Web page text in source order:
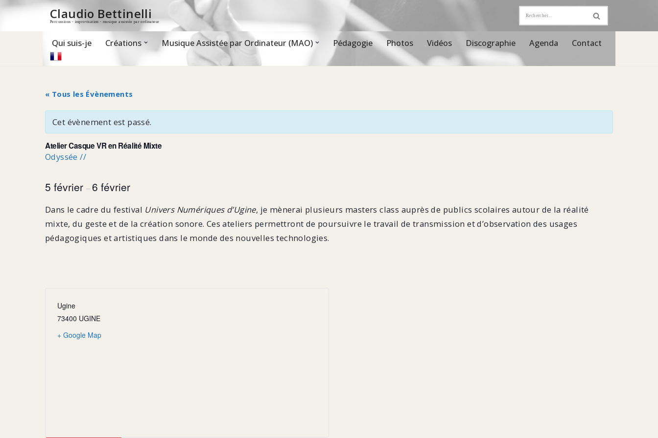
Claudio Bettinelli
Percussions - improvisation - musique assistée par ordinateur
Qui suis-je Créations Musique Assistée par Ordinateur (MAO) Pédagogie Photos Vidéos Discographie Agenda Contact
« Tous les Évènements
Cet évènement est passé.
Atelier Casque VR en Réalité Mixte
Odyssée //
5 février – 6 février
Dans le cadre du festival Univers Numériques d’Ugine, je mènerai plusieurs masters class auprès de publics scolaires autour de la réalité
mixte, du geste et de la création sonore. Ces ateliers permettront de poursuivre le travail de transmission et d’observation des usages
pédagogiques et artistiques dans le monde des nouvelles technologies.
Ugine
73400 UGINE
+ Google Map